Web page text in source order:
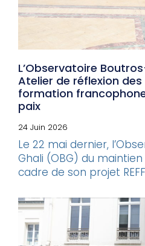
L’Observatoire
Atelier de réflexion
formation
paix
24 Juin 2026
Le 22 mai dernier,
Ghali (OBG) du
cadre de son projet